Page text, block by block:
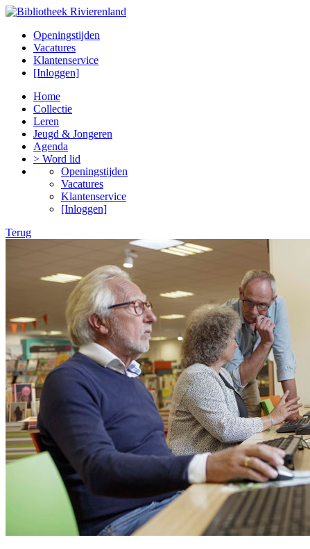
Openingstijden
Vacatures
Klantenservice
[Inloggen]
Home
Collectie
Leren
Jeugd & Jongeren
Agenda
> Word lid
Openingstijden
Vacatures
Klantenservice
[Inloggen]
Terug